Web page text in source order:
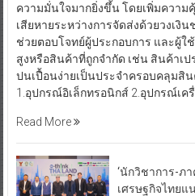
ความมั่นใจมากยิ่งขึ้น โดยเพิ่มควา
เสียหายระหว่างการจัดส่งด้วยวงเงิ
ช่วยตอบโจทย์ผู้ประกอบการ และผู้
สูงหรือสินค้าที่ถูกจำกัด เช่น สินค้าเป
ปนเปื้อนง่ายเป็นประจำครอบคลุมสิ
1.อุปกรณ์อิเล็กทรอนิกส์ 2.อุปกรณ์เค
Read More
‘นักวิชาการ-ภ
เศรษฐกิจไทย